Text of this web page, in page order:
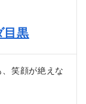
目黒
笑顔が絶えな